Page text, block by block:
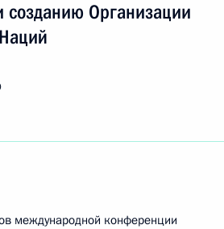
Организации
международной конференции